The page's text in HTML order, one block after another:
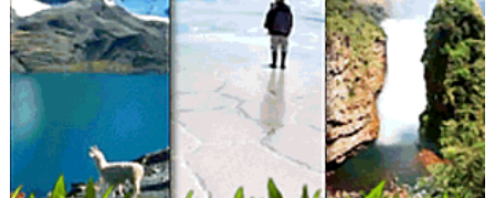
Servicios de Gastronomía
Restaurantes: Pescados y Mariscos
Pastelerías